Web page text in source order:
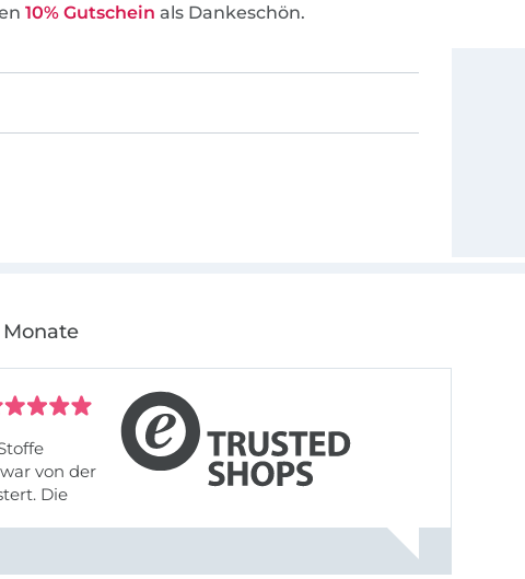
10% Gutschein als Dankeschön.
Monate
von der
Die